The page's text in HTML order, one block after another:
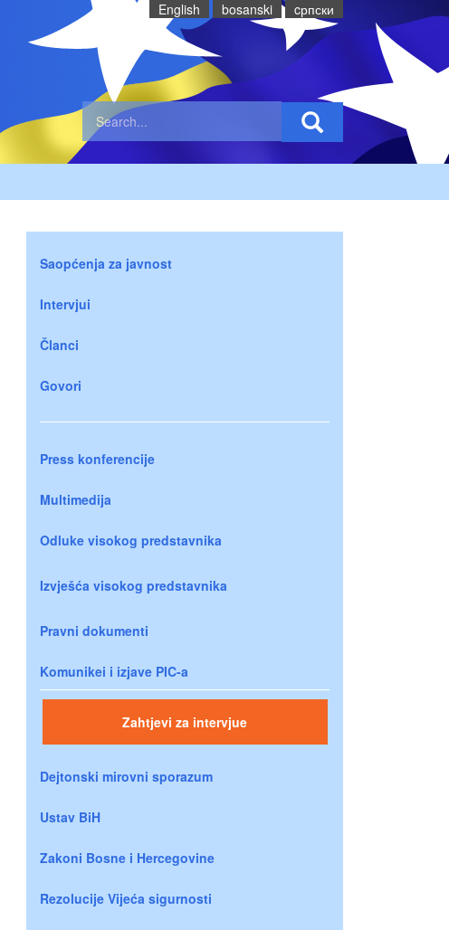
English bosanski cрпски
Saopćenja za javnost
Intervjui
Članci
Govori
Press konferencije
Multimedija
Odluke visokog predstavnika
Izvješća visokog predstavnika
Pravni dokumenti
Komunikei i izjave PIC-a
Zahtjevi za intervjue
Dejtonski mirovni sporazum
Ustav BiH
Zakoni Bosne i Hercegovine
Rezolucije Vijeća sigurnosti